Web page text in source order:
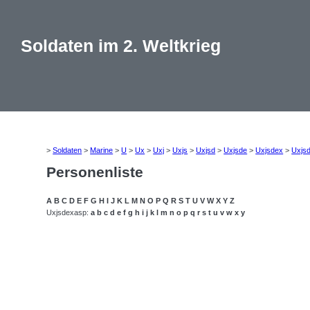
Soldaten im 2. Weltkrieg
>Soldaten >Marine >U >Ux >Uxj >Uxjs >Uxjsd >Uxjsde >Uxjsdex >
Personenliste
A B C D E F G H I J K L M N O P Q R S T U V W X Y Z
Uxjsdexasp:a b c d e f g h i j k l m n o p q r s t u v w x y